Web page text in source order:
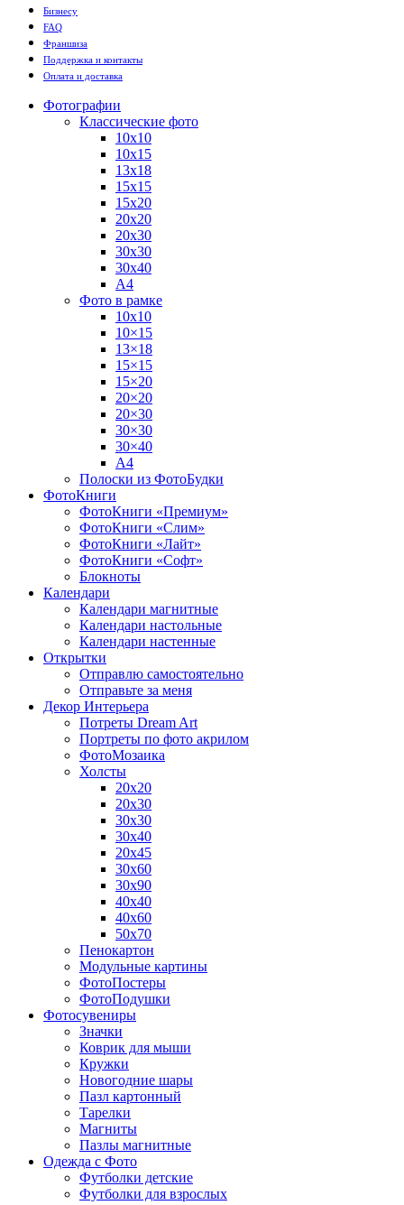
Бизнесу
FAQ
Франшиза
Поддержка и контакты
Оплата и доставка
Фотографии
Классические фото
10х10
10х15
13х18
15х15
15х20
20х20
20х30
30х30
30х40
А4
Фото в рамке
10х10
10×15
13×18
15×15
15×20
20×20
20×30
30×30
30×40
A4
Полоски из ФотоБудки
ФотоКниги
ФотоКниги «Премиум»
ФотоКниги «Слим»
ФотоКниги «Лайт»
ФотоКниги «Софт»
Блокноты
Календари
Календари магнитные
Календари настольные
Календари настенные
Открытки
Отправлю самостоятельно
Отправьте за меня
Декор Интерьера
Потреты Dream Art
Портреты по фото акрилом
ФотоМозаика
Холсты
20х20
20х30
30х30
30х40
20х45
30х60
30х90
40х40
40х60
50х70
Пенокартон
Модульные картины
ФотоПостеры
ФотоПодушки
Фотоcувениры
Значки
Коврик для мыши
Кружки
Новогодние шары
Пазл картонный
Тарелки
Магниты
Пазлы магнитные
Одежда с Фото
Футболки детские
Футболки для взрослых